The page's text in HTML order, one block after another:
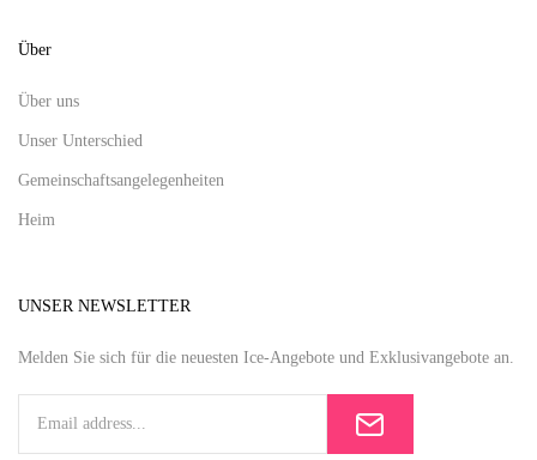
Über
Über uns
Unser Unterschied
Gemeinschaftsangelegenheiten
Heim
UNSER NEWSLETTER
Melden Sie sich für die neuesten Ice-Angebote und Exklusivangebote an.